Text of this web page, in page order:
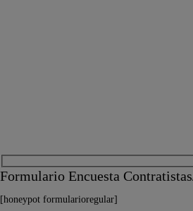
Formulario Encuesta
[honeypot formularioregular]